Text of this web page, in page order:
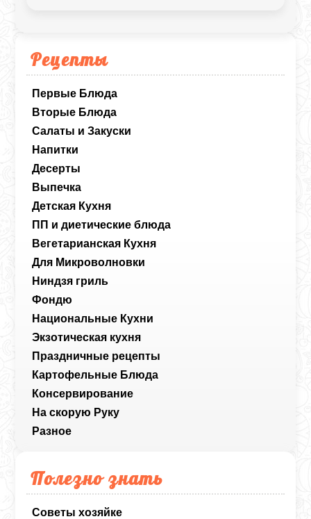
Рецепты
Первые Блюда
Вторые Блюда
Салаты и Закуски
Напитки
Десерты
Выпечка
Детская Кухня
ПП и диетические блюда
Вегетарианская Кухня
Для Микроволновки
Ниндзя гриль
Фондю
Национальные Кухни
Экзотическая кухня
Праздничные рецепты
Картофельные Блюда
Консервирование
На скорую Руку
Разное
Полезно знать
Советы хозяйке